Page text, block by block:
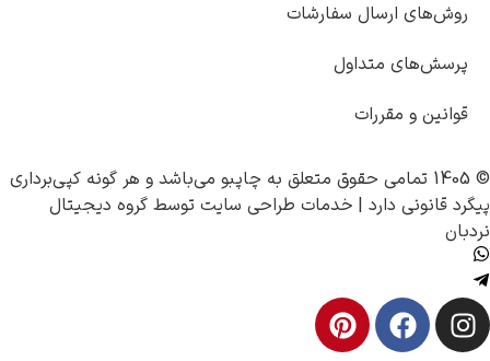
ارسال سفارشات
متداول
و مقررات
چاپبومی‌باشد و هر گونه کپی‌برداری
دارد |خدمات طراحی سایتتوسطگروه دیجیتال